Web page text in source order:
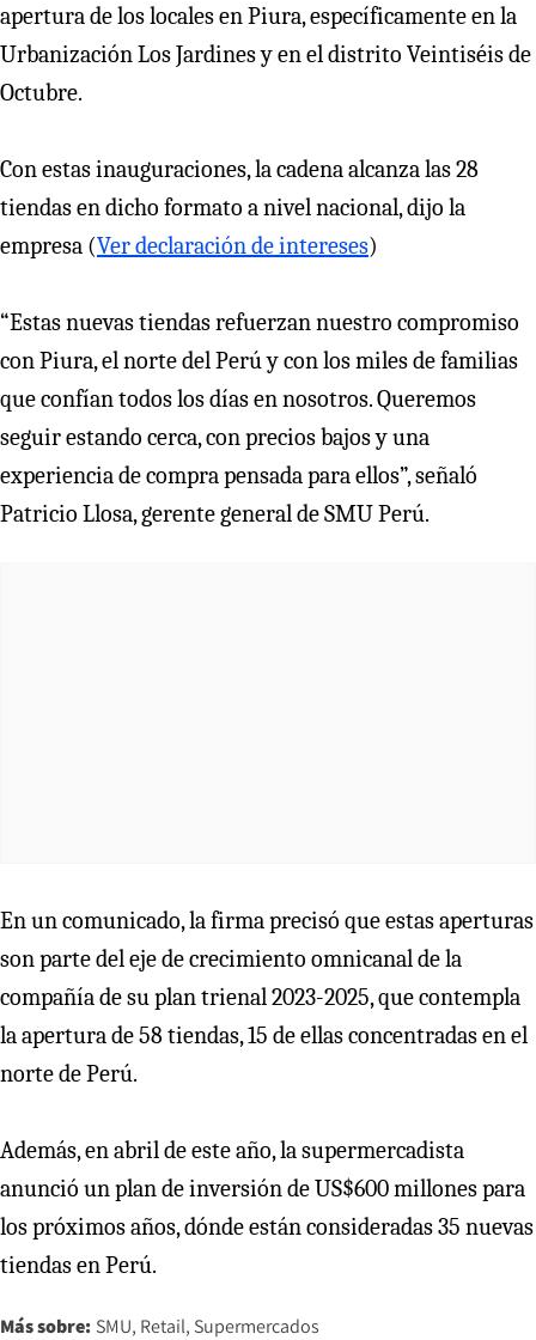
apertura de los locales en Piura, específicamente en la
Urbanización Los Jardines y en el distrito Veintiséis de
Octubre.
Con estas inauguraciones, la cadena alcanza las 28
tiendas en dicho formato a nivel nacional, dijo la
empresa (Ver declaración de intereses)
“Estas nuevas tiendas refuerzan nuestro compromiso
con Piura, el norte del Perú y con los miles de familias
que confían todos los días en nosotros. Queremos
seguir estando cerca, con precios bajos y una
experiencia de compra pensada para ellos”, señaló
Patricio Llosa, gerente general de SMU Perú.
En un comunicado, la firma precisó que estas aperturas
son parte del eje de crecimiento omnicanal de la
compañía de su plan trienal 2023-2025, que contempla
la apertura de 58 tiendas, 15 de ellas concentradas en el
norte de Perú.
Además, en abril de este año, la supermercadista
anunció un plan de inversión de US$600 millones para
los próximos años, dónde están consideradas 35 nuevas
tiendas en Perú.
Más sobre: SMU Retail Supermercados